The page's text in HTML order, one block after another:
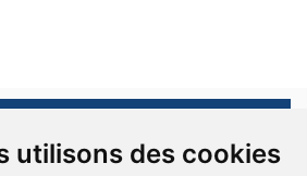
utilisons des cookies